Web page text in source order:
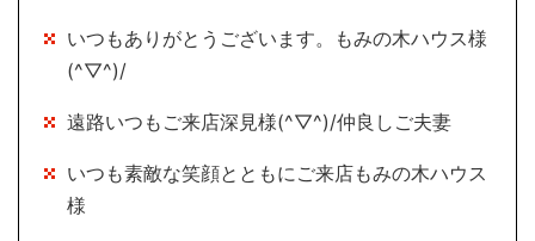
いつもありがとうございます。もみの木ハウス様
(^▽^)/
遠路いつもご来店深見様(^▽^)/仲良しご夫妻
いつも素敵な笑顔とともにご来店もみの木ハウス
様